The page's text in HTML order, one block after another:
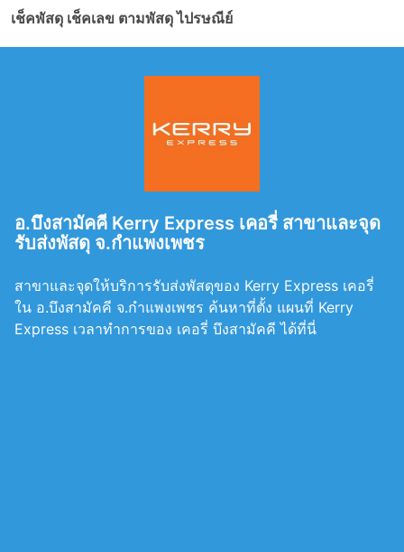
เช็คพัสดุ เช็คเลข ตามพัสดุ ไปรษณีย์
อ.บึงสามัคคี Kerry Express เคอรี่ สาขาและจุด
รับส่งพัสดุ จ.กำแพงเพชร
สาขาและจุดให้บริการรับส่งพัสดุของ Kerry Express เคอรี่
ใน อ.บึงสามัคคี จ.กำแพงเพชร ค้นหาที่ตั้ง แผนที่ Kerry
Express เวลาทำการของ เคอรี่ บึงสามัคคี ได้ที่นี่